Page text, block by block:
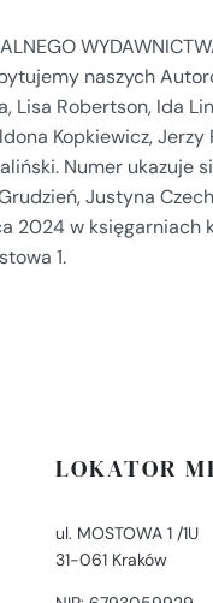
naszych
Lisa Robertson, Ida
Kopkiewicz, Jerzy
Numer ukazuje
Justyna
2024 w księgarniach
1.
LOKATOR
ul. MOSTOWA 1 /1U
31-061 Kraków